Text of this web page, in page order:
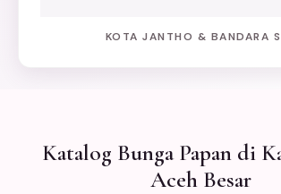
KOTA JANTHO & BANDARA
Katalog Bunga Papan di
Aceh Besar